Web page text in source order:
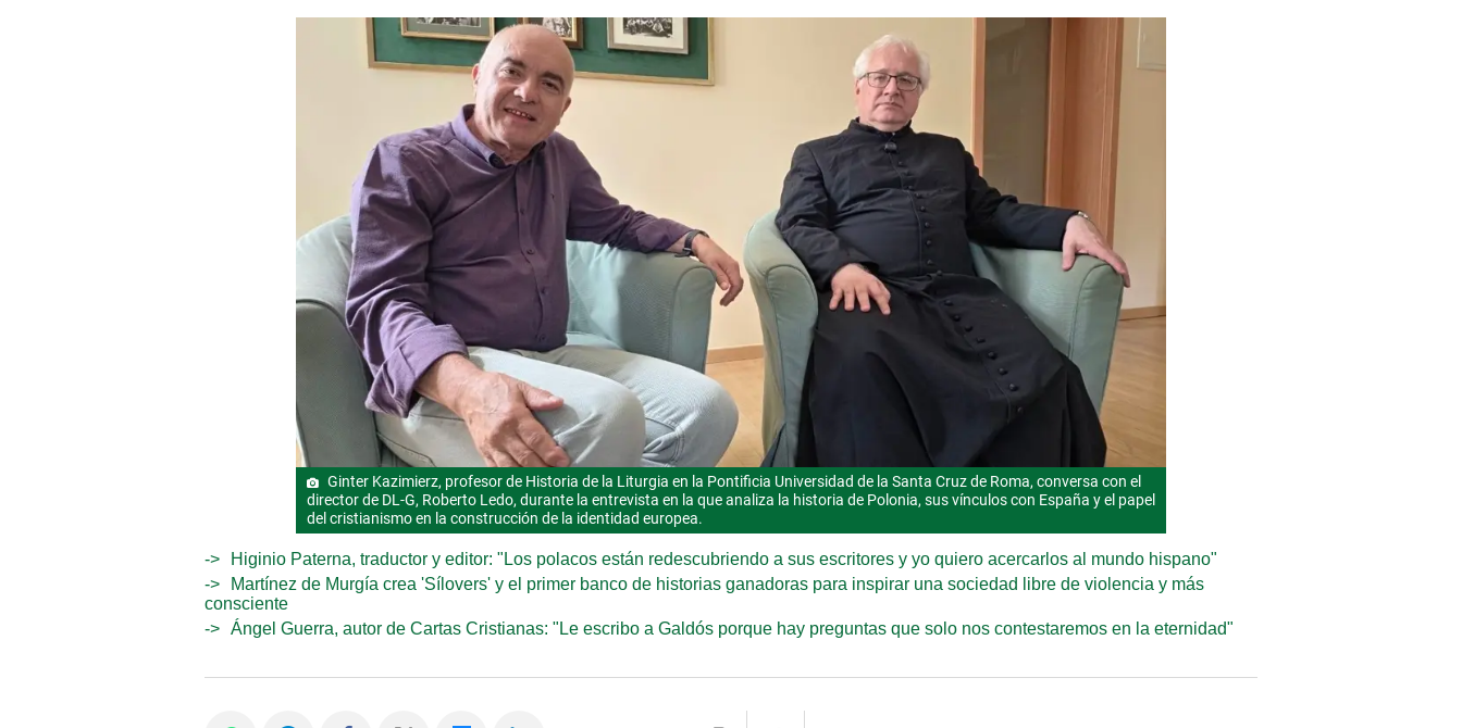
Ginter Kazimierz, profesor de Historia de la Liturgia en la Pontificia Universidad de la Santa Cruz de Roma, conversa con el
director de DL-G, Roberto Ledo, durante la entrevista en la que analiza la historia de Polonia, sus vínculos con España y el papel
del cristianismo en la construcción de la identidad europea.
Higinio Paterna, traductor y editor: "Los polacos están redescubriendo a sus escritores y yo quiero acercarlos al mundo hispano"
Martínez de Murgía crea 'Sílovers' y el primer banco de historias ganadoras para inspirar una sociedad libre de violencia y más
consciente
Ángel Guerra, autor de Cartas Cristianas: "Le escribo a Galdós porque hay preguntas que solo nos contestaremos en la eternidad"